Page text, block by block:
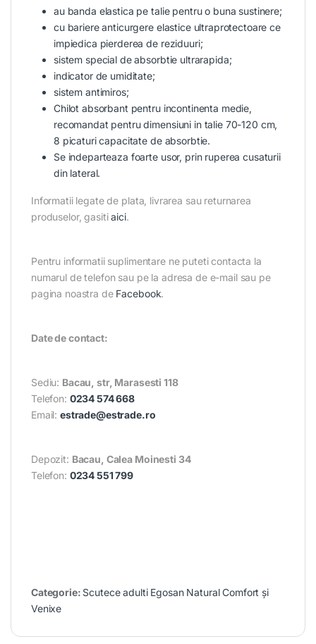
au banda elastica pe talie pentru o buna sustinere;
cu bariere anticurgere elastice ultraprotectoare ce
impiedica pierderea de reziduuri;
sistem special de absorbtie ultrarapida;
indicator de umiditate;
sistem antimiros;
Chilot absorbant pentru incontinenta medie,
recomandat pentru dimensiuni in talie 70-120 cm,
8 picaturi capacitate de absorbtie.
Se indeparteaza foarte usor, prin ruperea cusaturii
din lateral.
Informatii legate de plata, livrarea sau returnarea
produselor, gasitiaici.
Pentru informatii suplimentare ne puteti contacta la
numarul de telefon sau pe la adresa de e-mail sau pe
pagina noastra de Facebook.
Date de contact:
Sediu: Bacau, str, Marasesti 118
Telefon: 0234 574 668
Email:estrade@estrade.ro
Depozit: Bacau, Calea Moinesti 34
Telefon: 0234 551 799
Categorie: Scutece adulti Egosan Natural Comfort și
Venixe